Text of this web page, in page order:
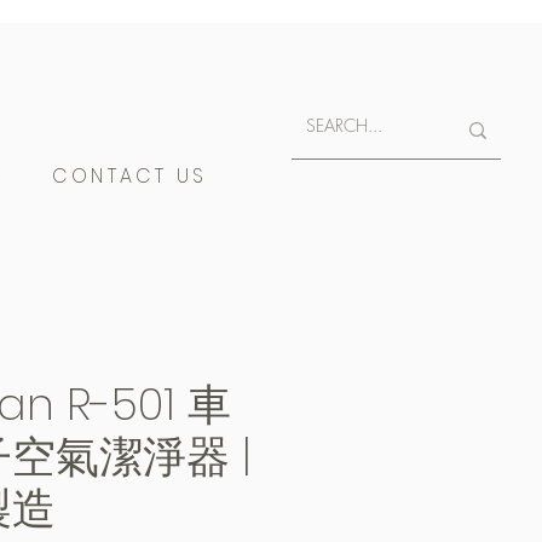
R-501 車
氣潔淨器 |
CONTACT US